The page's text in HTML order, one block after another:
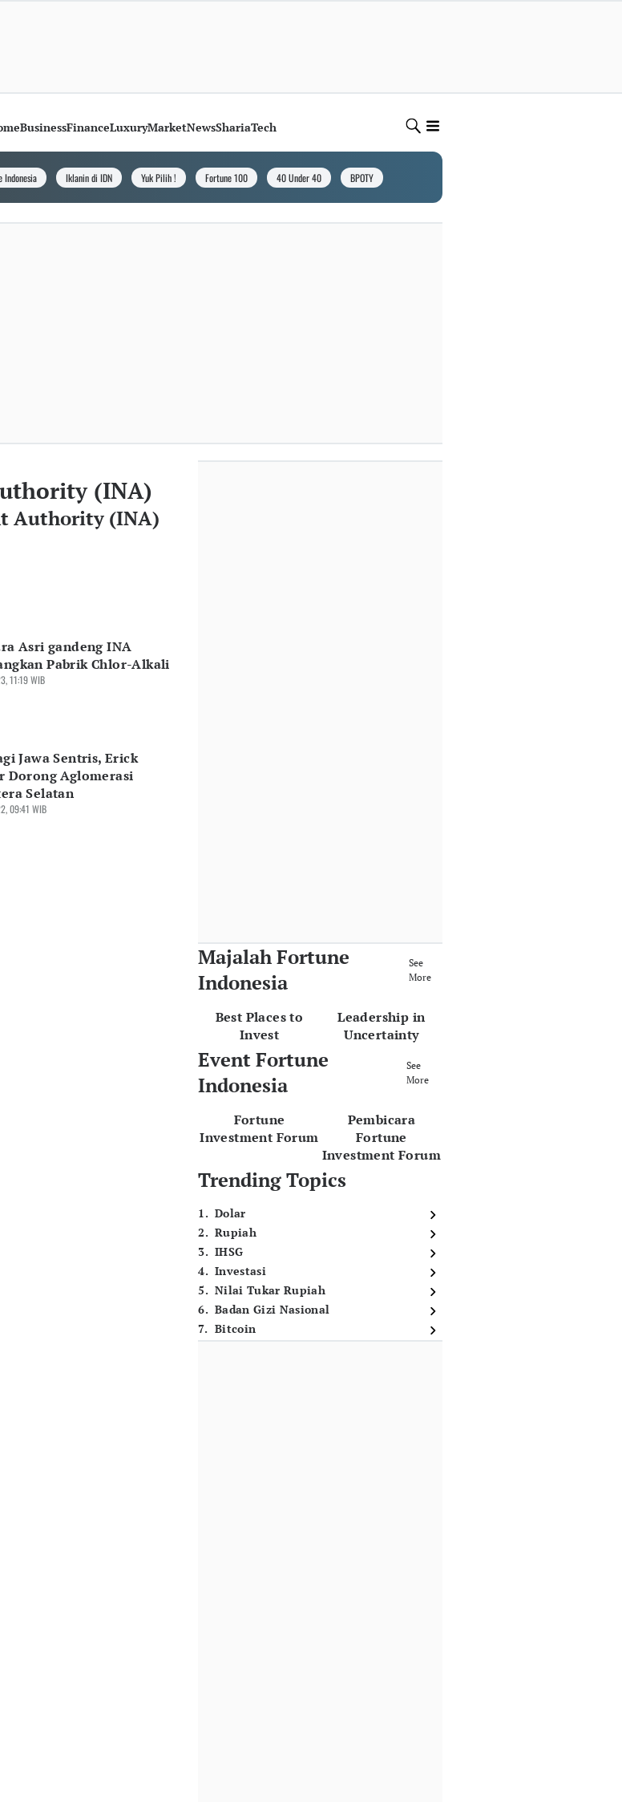
BusinessFinanceLuxuryMarketNewsShariaTech
Indonesia Iklanin di IDN Yuk Pilih ! Fortune 100 40 Under 40 BPOTY
(INA)
Authority (INA)
Asri gandeng INA
Pabrik Chlor-Alkali
11:19 WIB
Jawa Sentris, Erick
Dorong Aglomerasi
Selatan
09:41 WIB
Majalah Fortune
Indonesia
See
More
Best Places to
Invest
Leadership in
Uncertainty
Event Fortune
Indonesia
See
More
Fortune
Investment Forum
Pembicara
Fortune
Investment Forum
Trending Topics
1. Dolar
2. Rupiah
3. IHSG
4. Investasi
5. Nilai Tukar Rupiah
6. Badan Gizi Nasional
7. Bitcoin